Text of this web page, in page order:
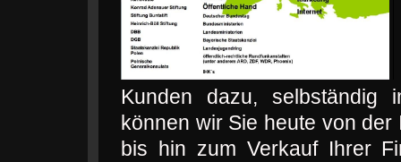
Kunden dazu, selbständig
können wir Sie heute von
bis hin zum Verkauf Ihrer